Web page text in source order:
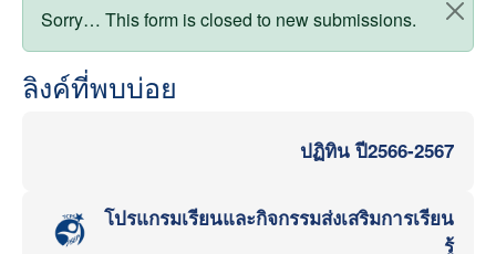
สถานะข้อความ
Sorry… This form is closed to new submissions.
ลิงค์ที่พบบ่อย
ปฏิทิน ปี2566-2567
โปรแกรมเรียนและกิจกรรมส่งเสริมการเรียน
รู้